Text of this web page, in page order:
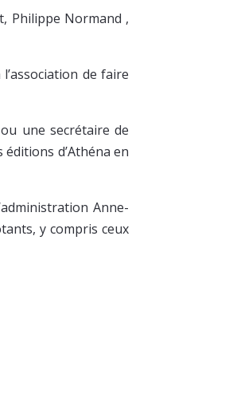
Philippe Normand ,
de faire
une secrétaire de
d’Athéna en
Anne-
y compris ceux